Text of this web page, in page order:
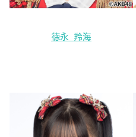
徳永 羚海